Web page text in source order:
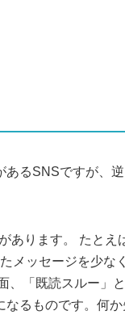
るSNSですが、
ります。 たとえ
メッセージを少
、「既読スルー」
るものです。何